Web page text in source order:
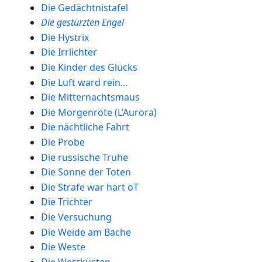
Die Gedächtnistafel
Die gestürzten Engel
Die Hystrix
Die Irrlichter
Die Kinder des Glücks
Die Luft ward rein...
Die Mitternachtsmaus
Die Morgenröte (L’Aurora)
Die nächtliche Fahrt
Die Probe
Die russische Truhe
Die Sonne der Toten
Die Strafe war hart oT
Die Trichter
Die Versuchung
Die Weide am Bache
Die Weste